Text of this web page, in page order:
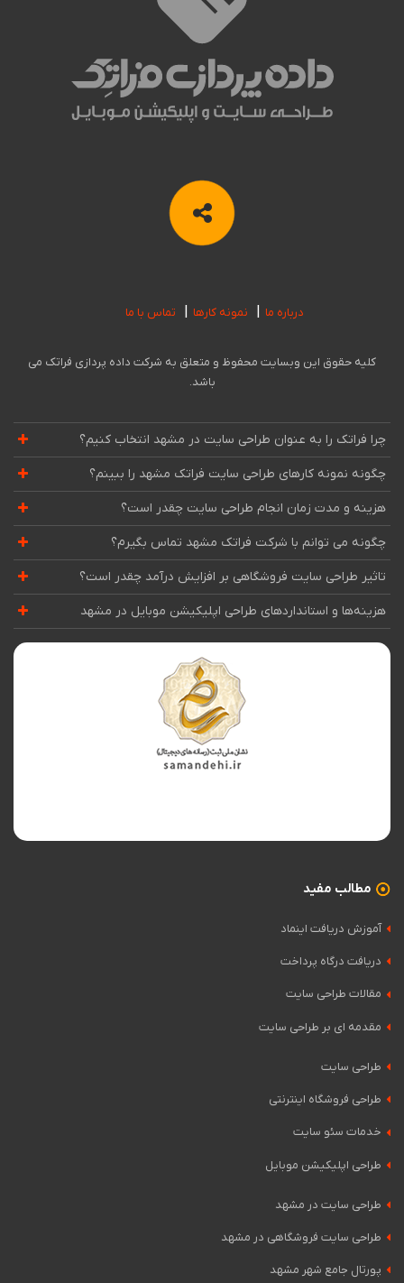
درباره ما نمونه کارها تماس با ما
کلیه حقوق این وبسایت محفوظ و متعلق به شرکت داده پردازی فراتک می
باشد.
چرا فراتک را به عنوان طراحی سایت در مشهد انتخاب کنیم؟
چگونه نمونه کارهای طراحی سایت فراتک مشهد را ببینم؟
هزینه و مدت زمان انجام طراحی سایت چقدر است؟
چگونه می توانم با شرکت فراتک مشهد تماس بگیرم؟
تاثیر طراحی سایت فروشگاهی بر افزایش درآمد چقدر است؟
هزینه‌ها و استانداردهای طراحی اپلیکیشن موبایل در مشهد
مطالب مفید
آموزش دریافت اینماد
دریافت درگاه پرداخت
مقالات طراحی سایت
مقدمه ای بر طراحی سایت
طراحی سایت
طراحی فروشگاه اینترنتی
خدمات سئو سایت
طراحی اپلیکیشن موبایل
طراحی سایت در مشهد
طراحی سایت فروشگاهی در مشهد
پورتال جامع شهر مشهد